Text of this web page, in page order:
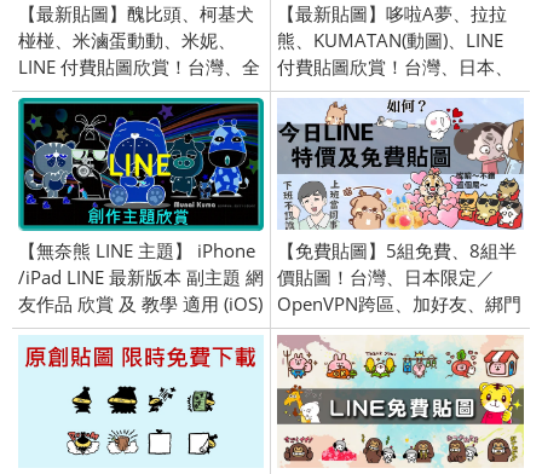
【最新貼圖】醜比頭、柯基犬
椪椪、米滷蛋動動、米妮、
LINE 付費貼圖欣賞！台灣、全
區限定／openVPN 跨區／
2015/3/19
【最新貼圖】哆啦A夢、拉拉
熊、KUMATAN(動圖)、LINE
付費貼圖欣賞！台灣、日本、
全區限定／openVPN 跨區／
2015/2/19
【無奈熊 LINE 主題】 iPhone
/iPad LINE 最新版本 副主題 網
友作品 欣賞 及 教學 適用 (iOS)
【免費貼圖】5組免費、8組半
價貼圖！台灣、日本限定／
OpenVPN跨區、加好友、綁門
號／2019/03/29